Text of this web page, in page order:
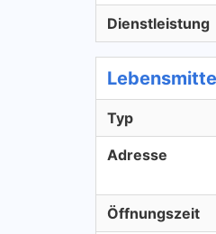
Dienstleistung
Typ
Adresse
Öffnungszeit